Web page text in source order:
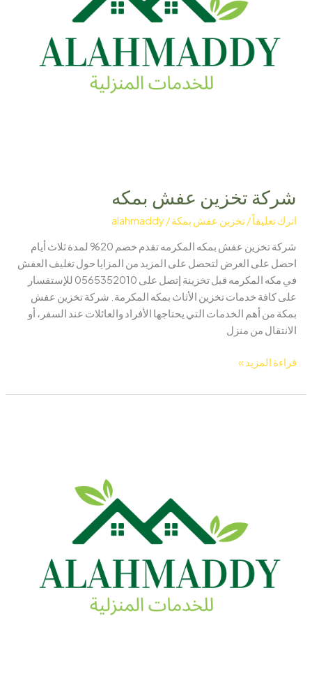
شركة تخزين عفش بمكه
اترك تعليقاً/تخزين عفش بمكة/
alahmaddy
شركة تخزين عفش بمكه المكرمه تقدم خصم 20% لمدة ثلاث أيام
احصل على العرض لتحصل على المزيد من المزايا حول تغليف العفش
في مكه المكرمه قبل تخزينة إتصل على 0565352010 للإستفسار
على كافة خدمات تخزين الأثاث بمكه المكرمة. شركة تخزين عفش
بمكة من أهم الخدمات التي يحتاجها الأفراد والعائلات عند السفر، أو
الانتقال من منزل
قراءة المزيد »